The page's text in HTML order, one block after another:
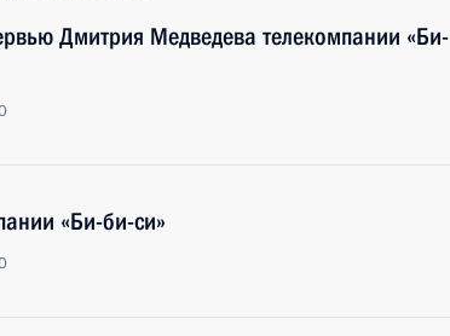
Дмитрия Медведева телекомпании «Би-
«Би-би-си»